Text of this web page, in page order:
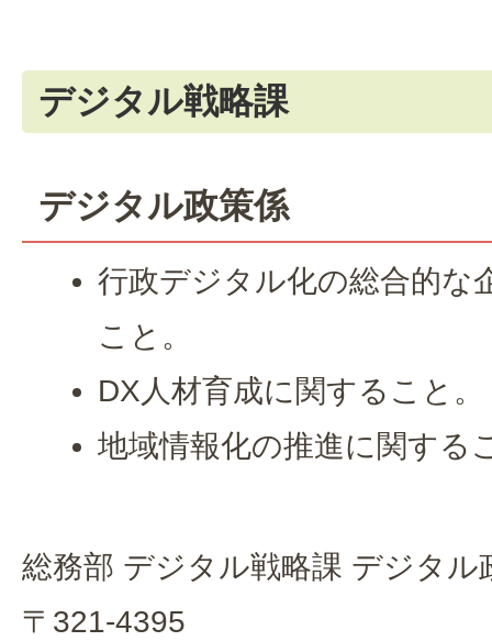
デジタル戦略課
デジタル政策係
行政デジタル化の総合的な
こと。
DX人材育成に関すること。
地域情報化の推進に関する
総務部 デジタル戦略課 デジタル
〒321-4395